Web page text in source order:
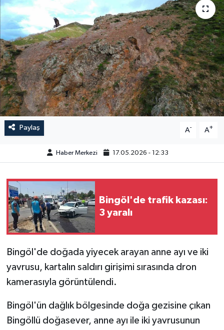
Paylaş A- A+
Haber Merkezi 17.05.2026 - 12:33
Bingöl'de trafik kazası:
3 yaralı
Bingöl'de doğada yiyecek arayan anne ayı ve iki
yavrusu, kartalın saldırı girişimi sırasında dron
kamerasıyla görüntülendi.
Bingöl'ün dağlık bölgesinde doğa gezisine çıkan
Bingöllü doğasever, anne ayı ile iki yavrusunun
GÜNDEM
HABERDE İNSAN
KÜLTÜR-SANAT
MAGAZİN
MEDYA
ÖZEL HABER
SAĞLIK
SİYASET
SPOR
YAŞAM